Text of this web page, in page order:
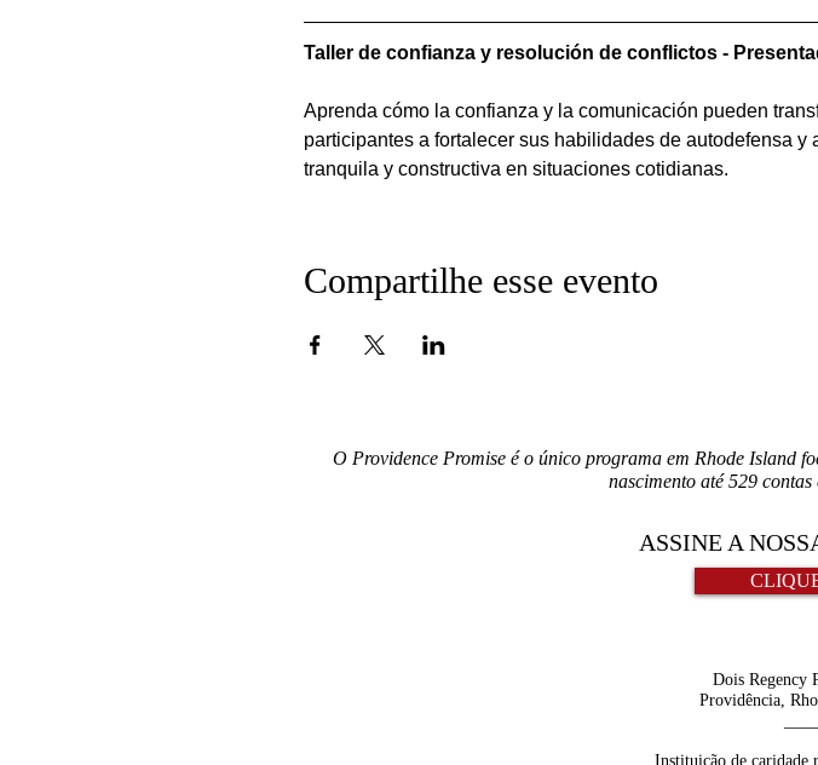
Taller de confianza y resolución de conflictos -
Aprenda cómo la confianza y la comunicación pueden
participantes a fortalecer sus habilidades de autodefensa
tranquila y constructiva en situaciones cotidianas.
Compartilhe esse evento
O Providence Promise é o único programa em Rhode Island
nascimento até 529
ASSINE A
Dois Regency
Providência,
Instituição de caridade